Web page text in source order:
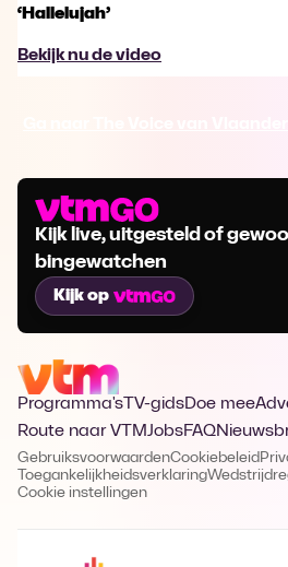
‘Hallelujah’
Bekijk nu de video
Kijk live, uitgesteld of
bingewatchen
Kijk op
Programma's TV-gidsDoe mee
Route naar VTMJobsFAQ
GebruiksvoorwaardenCookiebeleid
Toegankelijkheidsverklaring
Cookie instellingen